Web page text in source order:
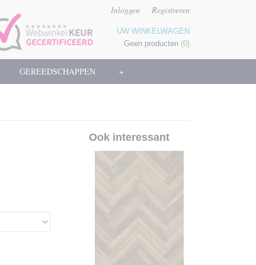
Inloggen Registreren
UW WINKELWAGEN
Geen producten (0)
GEREEDSCHAPPEN +
Ook interessant